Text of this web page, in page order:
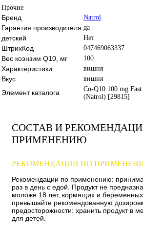
Прочие
Бренд Natrol
Гарантия производителя да
детский Нет
ШтрихКод 047469063337
Вес коэнзим Q10, мг 100
Характеристики вишня
Вкус вишня
Элемент каталога
Co-Q10 100 mg
(Natrol) [29815]
СОСТАВ И
ПРИМЕНЕНИЮ
РЕКОМЕНДАЦИИ ПО
Рекомендации по применению:
раз в день с едой. Продукт не
моложе 18 лет, кормящих и
превышайте рекомендованную
предосторожности: хранить продукт в
для детей.